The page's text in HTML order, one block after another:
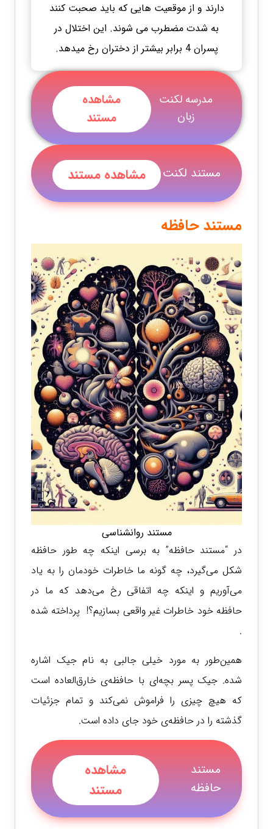
دارند و از موقعیت هایی که باید صحبت کنند
به شدت مضطرب می شوند. این اختلال در
پسران 4 برابر بیشتر از دختران رخ میدهد.
مدرسه لکنت
زبان
مشاهده
مستند
مستند لکنت مشاهده مستند
مستند حافظه
مستند روانشناسی
در “مستند حافظه” به برسی اینکه چه طور حافظه
شکل می‌گیرد، چه گونه ما خاطرات خودمان را به یاد
می‌آوریم و اینکه چه اتفاقی رخ می‌دهد که ما در
حافظه خود خاطرات غیر واقعی بسازیم؟! پرداخته شده
.
همین‌طور به مورد خیلی جالبی به نام جیک اشاره
شده. جیک پسر بچه‌ای با حافظه‌‌ی خارق‌العاده است
که هیچ چیزی را فراموش نمی‌کند و تمام جزئیات
گذشته را در حافظه‌ی خود جای داده است.
مستند
حافظه
مشاهده
مستند